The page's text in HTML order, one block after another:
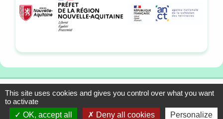
13-15 allée du Colonel
Fabien, 33310 Lormont
Tél. : 05 57 01 56 90
Mentions légales
Plan du site
Contact
This site uses cookies and gives you control over what you want
to activate
OK, accept all
Deny all cookies Personalize